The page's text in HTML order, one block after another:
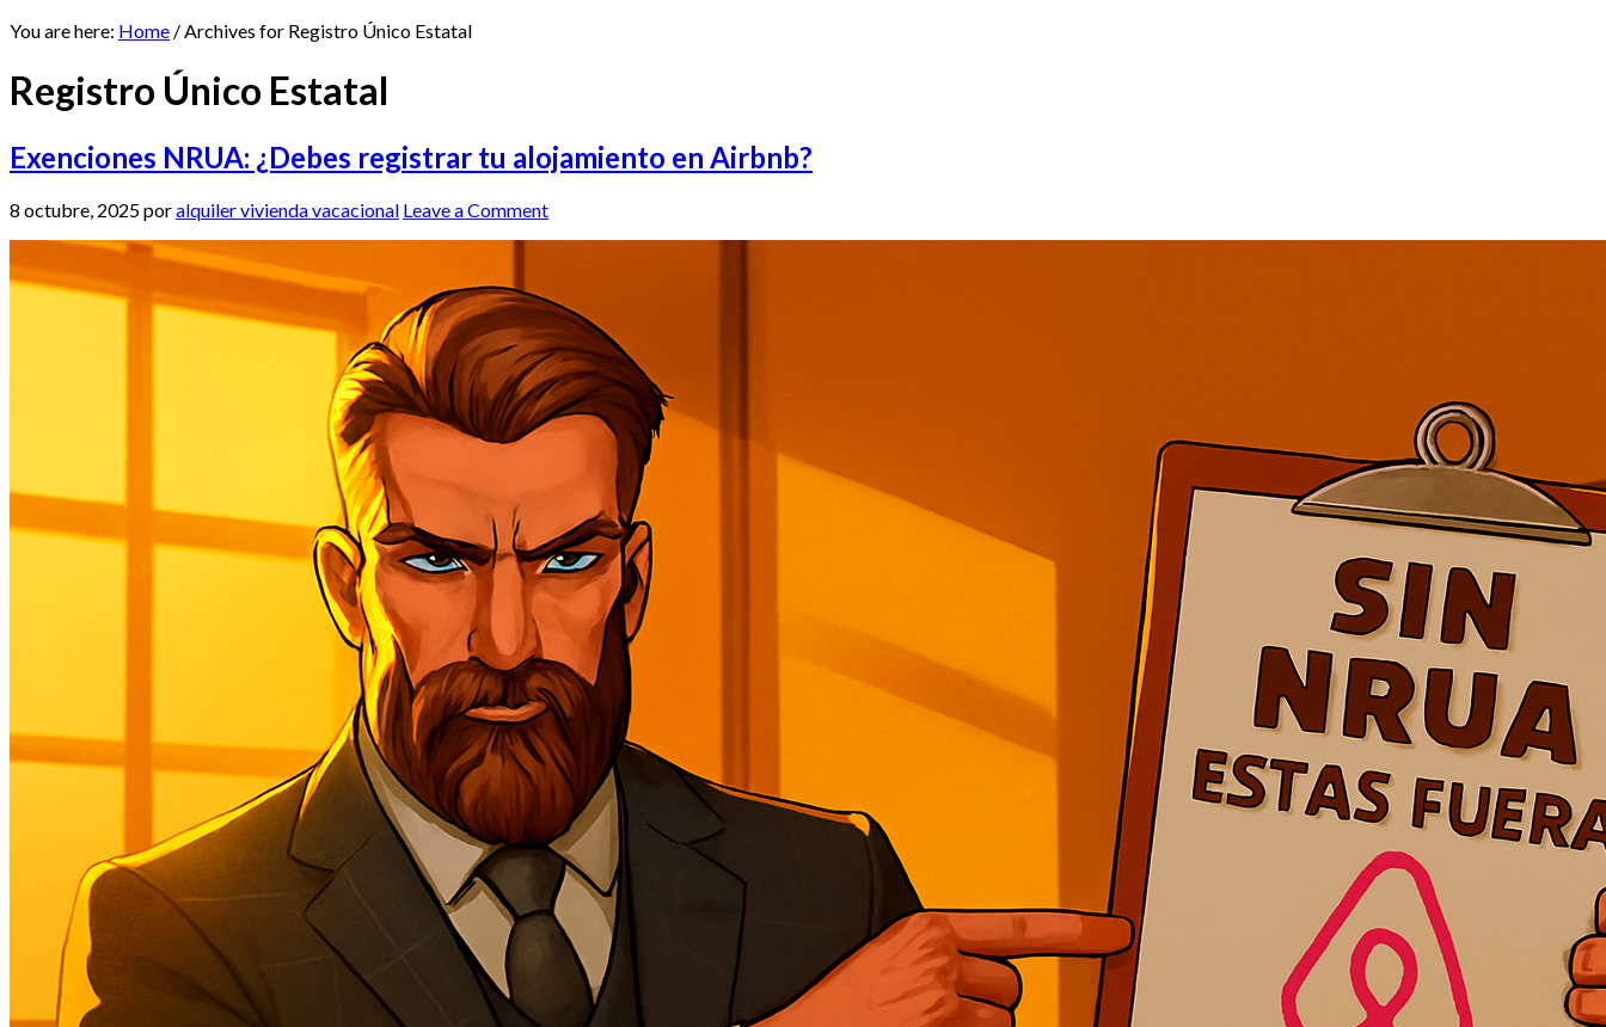
You are here: Home /Archives for Registro Único Estatal
Registro Único Estatal
Exenciones NRUA: ¿Debes registrar tu alojamiento en Airbnb?
8 octubre, 2025poralquiler vivienda vacacional Leave a Comment